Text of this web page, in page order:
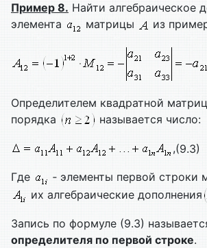
Пример 8. Найти алгебраическое
элемента
матрицы из
Определителем квадратной
порядка
называется число:
,(9.3)
Где
‑ элементы первой строки
их алгебраические дополнения
Запись по формуле (9.3)
определителя по первой строке.